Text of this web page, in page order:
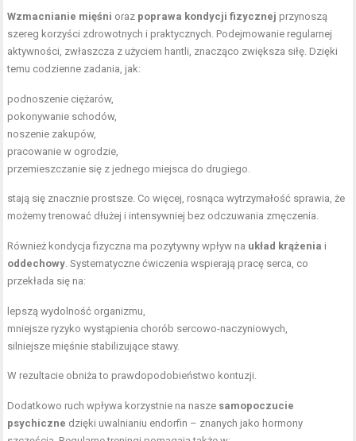
Wzmacnianie mięśni oraz poprawa kondycji fizycznej przynoszą
szereg korzyści zdrowotnych i praktycznych. Podejmowanie regularnej
aktywności, zwłaszcza z użyciem hantli, znacząco zwiększa siłę. Dzięki
temu codzienne zadania, jak:
podnoszenie ciężarów,
pokonywanie schodów,
noszenie zakupów,
pracowanie w ogrodzie,
przemieszczanie się z jednego miejsca do drugiego.
stają się znacznie prostsze. Co więcej, rosnąca wytrzymałość sprawia, że
możemy trenować dłużej i intensywniej bez odczuwania zmęczenia.
Również kondycja fizyczna ma pozytywny wpływ na układ krążenia i
oddechowy. Systematyczne ćwiczenia wspierają pracę serca, co
przekłada się na:
lepszą wydolność organizmu,
mniejsze ryzyko wystąpienia chorób sercowo-naczyniowych,
silniejsze mięśnie stabilizujące stawy.
W rezultacie obniża to prawdopodobieństwo kontuzji.
Dodatkowo ruch wpływa korzystnie na nasze samopoczucie
psychiczne dzięki uwalnianiu endorfin – znanych jako hormony